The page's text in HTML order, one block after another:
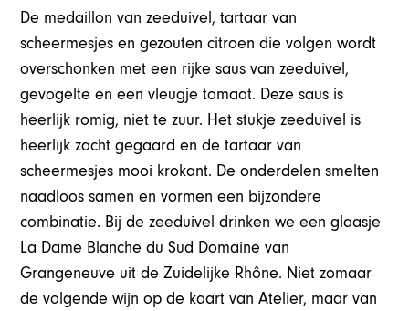
De medaillon van zeeduivel, tartaar van
scheermesjes en gezouten citroen die volgen wordt
overschonken met een rijke saus van zeeduivel,
gevogelte en een vleugje tomaat. Deze saus is
heerlijk romig, niet te zuur. Het stukje zeeduivel is
heerlijk zacht gegaard en de tartaar van
scheermesjes mooi krokant. De onderdelen smelten
naadloos samen en vormen een bijzondere
combinatie. Bij de zeeduivel drinken we een glaasje
La Dame Blanche du Sud Domaine van
Grangeneuve uit de Zuidelijke Rhône. Niet zomaar
de volgende wijn op de kaart van Atelier, maar van